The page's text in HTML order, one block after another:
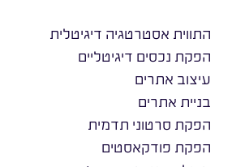
התווית אסטרטגיה דיגיטלית
הפקת נכסים דיגיטליים
עיצוב אתרים
בניית אתרים
הפקת סרטוני תדמית
הפקת פודקאסטים